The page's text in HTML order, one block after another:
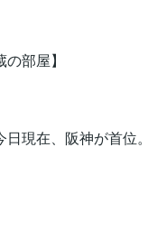
部屋】
現在、阪神が首位。